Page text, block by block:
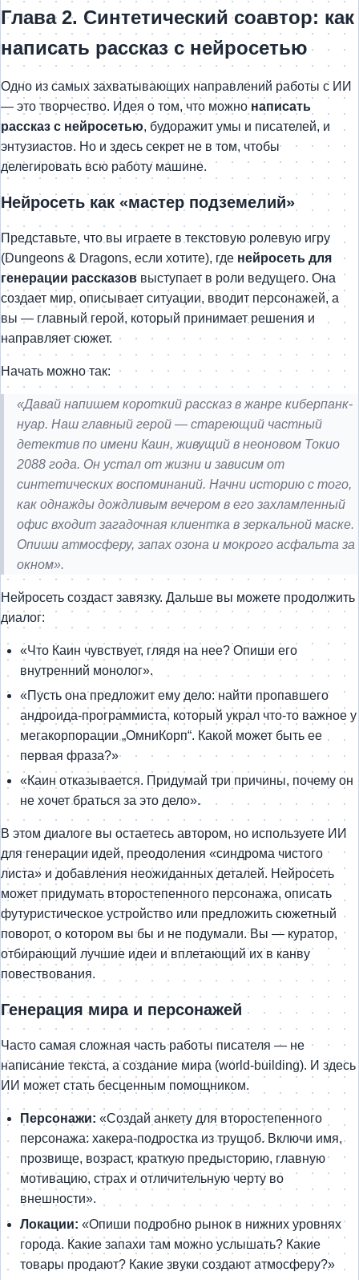
Глава 2. Синтетический соавтор: как
написать рассказ с нейросетью
Одно из самых захватывающих направлений работы с ИИ
— это творчество. Идея о том, что можно написать
рассказ с нейросетью, будоражит умы и писателей, и
энтузиастов. Но и здесь секрет не в том, чтобы
делегировать всю работу машине.
Нейросеть как «мастер подземелий»
Представьте, что вы играете в текстовую ролевую игру
(Dungeons & Dragons, если хотите), где нейросеть для
генерации рассказов выступает в роли ведущего. Она
создает мир, описывает ситуации, вводит персонажей, а
вы — главный герой, который принимает решения и
направляет сюжет.
Начать можно так:
«Давай напишем короткий рассказ в жанре киберпанк-
нуар. Наш главный герой — стареющий частный
детектив по имени Каин, живущий в неоновом Токио
2088 года. Он устал от жизни и зависим от
синтетических воспоминаний. Начни историю с того,
как однажды дождливым вечером в его захламленный
офис входит загадочная клиентка в зеркальной маске.
Опиши атмосферу, запах озона и мокрого асфальта за
окном».
Нейросеть создаст завязку. Дальше вы можете продолжить
диалог:
«Что Каин чувствует, глядя на нее? Опиши его
внутренний монолог».
«Пусть она предложит ему дело: найти пропавшего
андроида-программиста, который украл что-то важное у
мегакорпорации „ОмниКорп“. Какой может быть ее
первая фраза?»
«Каин отказывается. Придумай три причины, почему он
не хочет браться за это дело».
В этом диалоге вы остаетесь автором, но используете ИИ
для генерации идей, преодоления «синдрома чистого
листа» и добавления неожиданных деталей. Нейросеть
может придумать второстепенного персонажа, описать
футуристическое устройство или предложить сюжетный
поворот, о котором вы бы и не подумали. Вы — куратор,
отбирающий лучшие идеи и вплетающий их в канву
повествования.
Генерация мира и персонажей
Часто самая сложная часть работы писателя — не
написание текста, а создание мира (world-building). И здесь
ИИ может стать бесценным помощником.
Персонажи: «Создай анкету для второстепенного
персонажа: хакера-подростка из трущоб. Включи имя,
прозвище, возраст, краткую предысторию, главную
мотивацию, страх и отличительную черту во
внешности».
Локации: «Опиши подробно рынок в нижних уровнях
города. Какие запахи там можно услышать? Какие
товары продают? Какие звуки создают атмосферу?»